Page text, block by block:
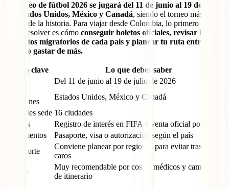
El torneo de fútbol 2026 se jugará del 11 de junio al 19 de julio
en Estados Unidos, México y Canadá, siendo el torneo más
grande de la historia. Para viajar desde Colombia, lo primero que
debes resolver es cómo conseguir boletos oficiales, revisar los
requisitos migratorios de cada país y planear tu ruta entre sedes
para no gastar de más.
Tema clave
Lo que debes saber
Del 11 de junio al 19 de julio de 2026
anfitriones
Estados Unidos, México y Canadá
Ciudades sede 16 ciudades
Boletos
Registro de interés en FIFA y venta oficial por fases
Documentos
Pasaporte, visa o autorización según el país
Transporte
Conviene planear por regiones para evitar traslados
caros
Seguro
Muy recomendable por costos médicos y cambios
de itinerario